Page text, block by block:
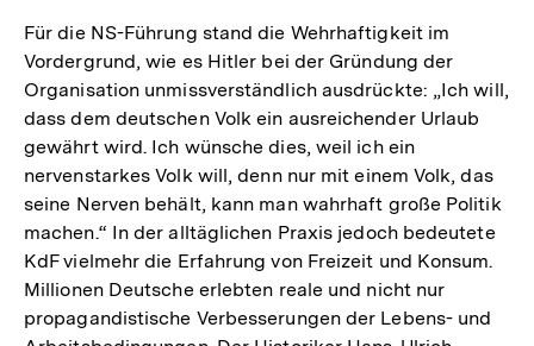
Für die NS-Führung stand die Wehrhaftigkeit im
Vordergrund, wie es Hitler bei der Gründung der
Organisation unmissverständlich ausdrückte: „Ich will,
dass dem deutschen Volk ein ausreichender Urlaub
gewährt wird. Ich wünsche dies, weil ich ein
nervenstarkes Volk will, denn nur mit einem Volk, das
seine Nerven behält, kann man wahrhaft große Politik
machen.“ In der alltäglichen Praxis jedoch bedeutete
KdF vielmehr die Erfahrung von Freizeit und Konsum.
Millionen Deutsche erlebten reale und nicht nur
propagandistische Verbesserungen der Lebens- und